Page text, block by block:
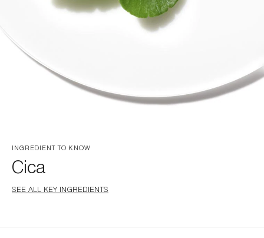
INGREDIENT TO KNOW
Cica
SEE ALL KEY INGREDIENTS